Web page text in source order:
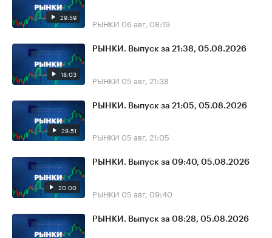
29:59 РЫНКИ 06 авг, 08:19
18:03
РЫНКИ. Выпуск за 21:38, 05.08.2026
РЫНКИ 05 авг, 21:38
28:51
РЫНКИ. Выпуск за 21:05, 05.08.2026
РЫНКИ 05 авг, 21:05
20:00
РЫНКИ. Выпуск за 09:40, 05.08.2026
РЫНКИ 05 авг, 09:40
РЫНКИ. Выпуск за 08:28, 05.08.2026